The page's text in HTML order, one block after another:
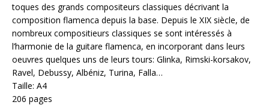
toques des grands compositeurs classiques décrivant la
composition flamenca depuis la base. Depuis le XIX siècle, de
nombreux compositieurs classiques se sont intéressés à
l’harmonie de la guitare flamenca, en incorporant dans leurs
oeuvres quelques uns de leurs tours: Glinka, Rimski-korsakov,
Ravel, Debussy, Albéniz, Turina, Falla…
Taille: A4
206 pages